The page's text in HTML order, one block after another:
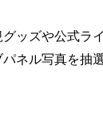
ッズや公式ラ
ネル写真を抽